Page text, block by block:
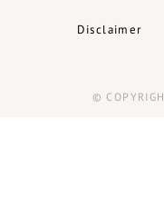
Disclaimer
©